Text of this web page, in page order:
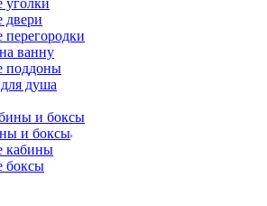
двери
ванну
поддоны
душа
и боксы
кабины
боксы